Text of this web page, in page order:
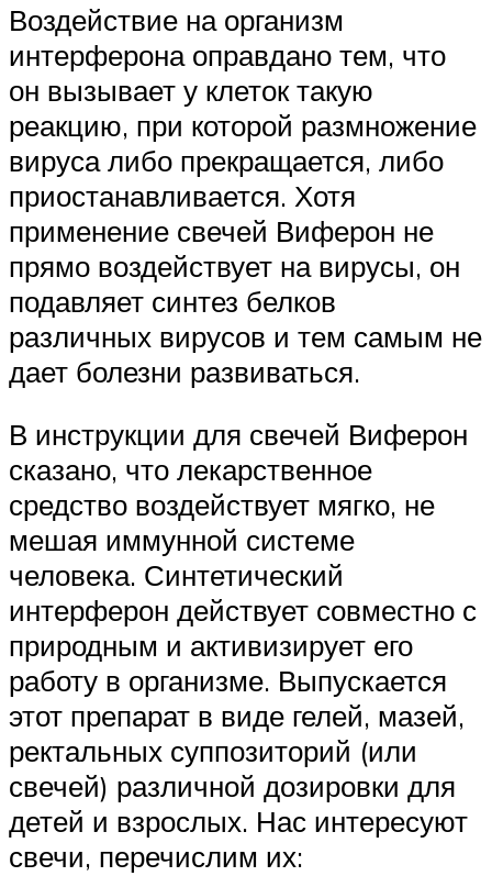
Воздействие на организм
интерферона оправдано тем, что
он вызывает у клеток такую
реакцию, при которой размножение
вируса либо прекращается, либо
приостанавливается. Хотя
применение свечей Виферон не
прямо воздействует на вирусы, он
подавляет синтез белков
различных вирусов и тем самым не
дает болезни развиваться.
В инструкции для свечей Виферон
сказано, что лекарственное
средство воздействует мягко, не
мешая иммунной системе
человека. Синтетический
интерферон действует совместно с
природным и активизирует его
работу в организме. Выпускается
этот препарат в виде гелей, мазей,
ректальных суппозиторий (или
свечей) различной дозировки для
детей и взрослых. Нас интересуют
свечи, перечислим их: